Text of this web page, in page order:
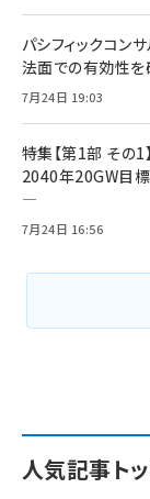
人気記事ト
パシフィックコン
法面での有効性を
7月24日 19:03
特集【第1部 その
2040年20GW目
―
7月24日 16:56